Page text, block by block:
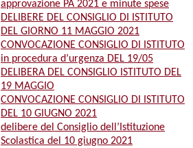
approvazione PA 2021 e minute spese
DELIBERE DEL CONSIGLIO DI ISTITUTO
DEL GIORNO 11 MAGGIO 2021
CONVOCAZIONE CONSIGLIO DI ISTITUTO
in procedura d’urgenza DEL 19/05
DELIBERA DEL CONSIGLIO ISTITUTO DEL
19 MAGGIO
CONVOCAZIONE CONSIGLIO DI ISTITUTO
DEL 10 GIUGNO 2021
delibere del Consiglio dell’Istituzione
Scolastica del 10 giugno 2021